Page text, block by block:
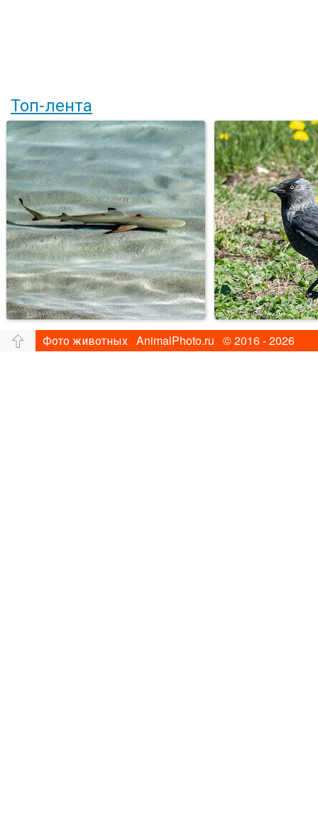
Топ-лента
Фото животных AnimalPhoto.ru © 2016 - 2026